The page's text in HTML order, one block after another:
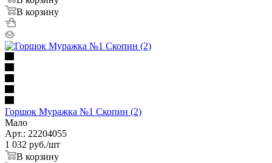
В корзину
Горшок Муражка №1 Скопин (2)
Мало
Арт.: 22204055
1 032 руб./шт
В корзину